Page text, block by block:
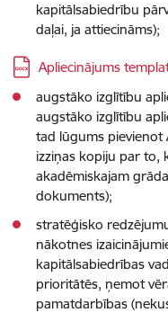
kapitālsabiedrību
daļai, ja attiecināms);
Lejupielādēt:
Apliecinājums
augstāko izglītību
augstāko izglītību
tad lūgums pievienot
izziņas kopiju par to,
akadēmiskajam
dokuments);
stratēģisko
nākotnes
kapitālsabiedrības
prioritātēs, ņemot
pamatdarbības